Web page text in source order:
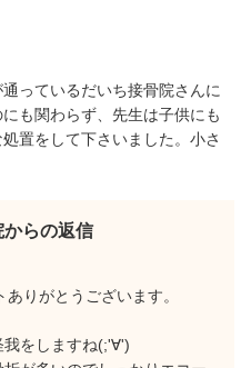
っているだいち接骨院さんに
も関わらず、先生は子供にも
置をして下さいました。小さ
からの返信
りがとうございます。
我をしますね(;'∀')